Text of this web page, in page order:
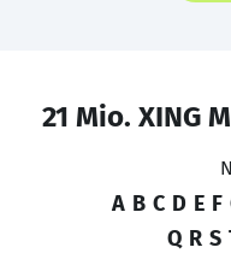
21 Mio. XING
A B C D E F
Q R S